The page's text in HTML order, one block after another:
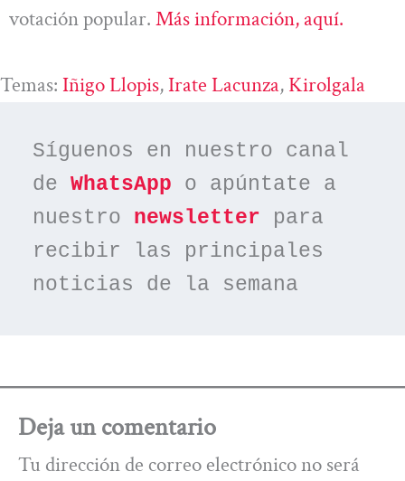
votación popular. Más información, aquí.
Temas: Iñigo Llopis, Irate Lacunza, Kirolgala
Síguenos en nuestro canal
de WhatsApp o apúntate a
nuestro newsletter para
recibir las principales
noticias de la semana
Deja un comentario
Tu dirección de correo electrónico no será